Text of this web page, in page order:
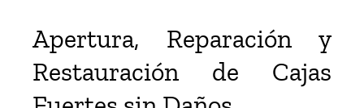
Apertura, Reparación y
Restauración de Cajas